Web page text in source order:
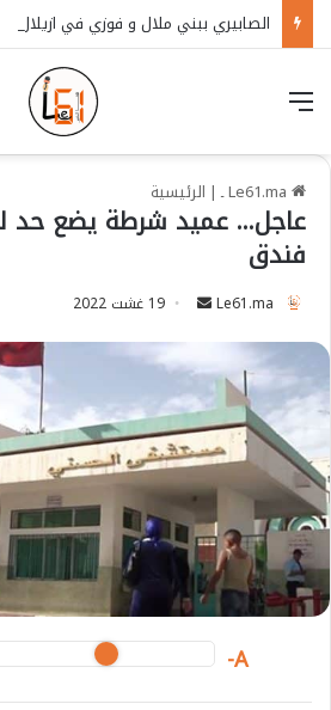
| الرئيسية
عاجل… عميد شرطة يضع حد
فندق
Le61.ma
n
d
a
n
e
m
a
i
19 غشت 2022
A-